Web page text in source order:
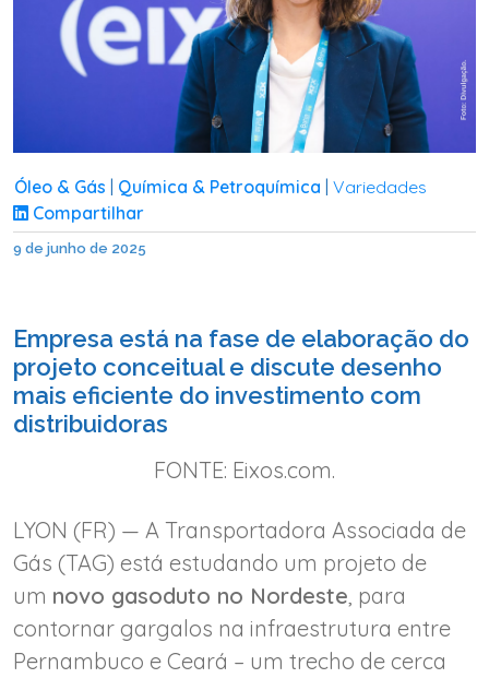
Óleo & Gás Química & Petroquímica Variedades
Compartilhar
9 de junho de 2025
Empresa está na fase de elaboração do
projeto conceitual e discute desenho
mais eficiente do investimento com
distribuidoras
FONTE: Eixos.com.
LYON (FR) — A Transportadora Associada de
Gás (TAG) está estudando um projeto de
um novo gasoduto no Nordeste , para
contornar gargalos na infraestrutura entre
Pernambuco e Ceará – um trecho de cerca